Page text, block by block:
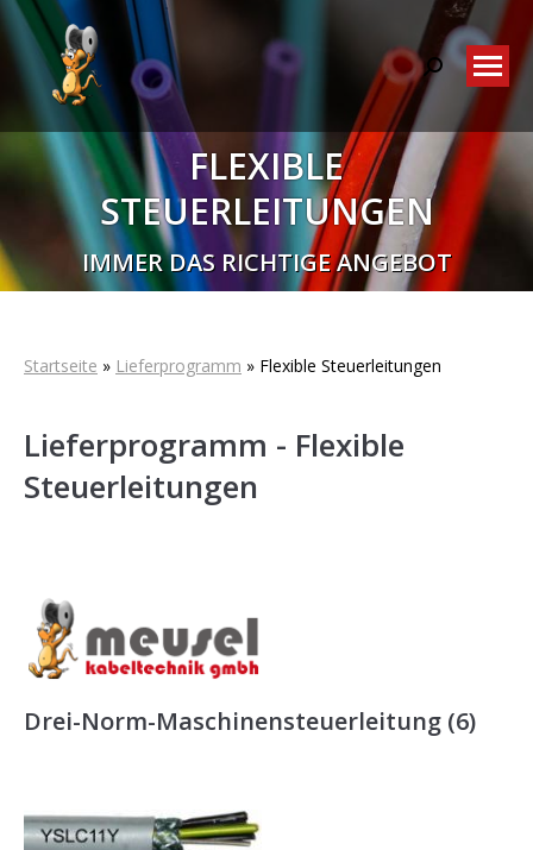
Search:
FLEXIBLE
STEUERLEITUNGEN
IMMER DAS RICHTIGE ANGEBOT
Sie befinden sich hier:
Startseite » Lieferprogramm » Flexible Steuerleitungen
Lieferprogramm - Flexible
Steuerleitungen
Drei-Norm-Maschinensteuerleitung (6)